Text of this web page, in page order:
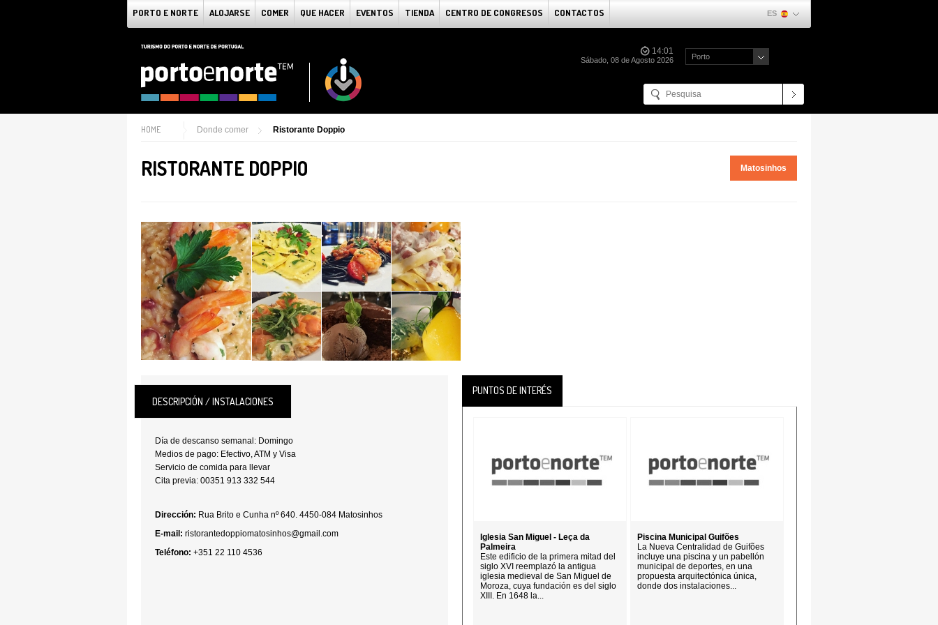
PORTO E NORTE ALOJARSE COMER QUE HACER EVENTOS TIENDA CENTRO DE CONGRESOS CONTACTOS ES
14:01
Sábado, 08 de Agosto 2026 Porto
HOME Donde comer Ristorante Doppio
RISTORANTE DOPPIO Matosinhos
DESCRIPCIÓN / INSTALACIONES
Día de descanso semanal: Domingo
Medios de pago: Efectivo, ATM y Visa
Servicio de comida para llevar
Cita previa: 00351 913 332 544
Dirección: Rua Brito e Cunha nº 640. 4450-084 Matosinhos
E-mail: ristorantedoppiomatosinhos@gmail.com
Teléfono: +351 22 110 4536
PUNTOS DE INTERÉS
Iglesia San Miguel - Leça da
Palmeira
Este edificio de la primera mitad del
siglo XVI reemplazó la antigua
iglesia medieval de San Miguel de
Moroza, cuya fundación es del siglo
XIII. En 1648 la...
Piscina Municipal Guifões
La Nueva Centralidad de Guifões
incluye una piscina y un pabellón
municipal de deportes, en una
propuesta arquitectónica única,
donde dos instalaciones...